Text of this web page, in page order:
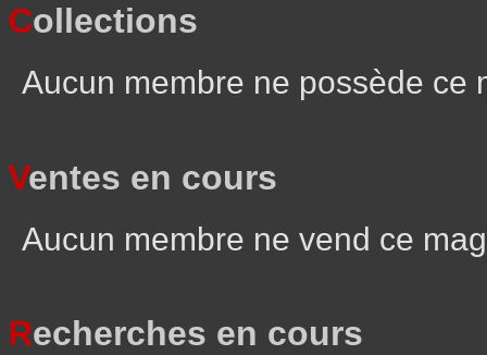
Collections
Aucun membre ne possède ce
Ventes en cours
Aucun membre ne vend ce
Recherches en cours